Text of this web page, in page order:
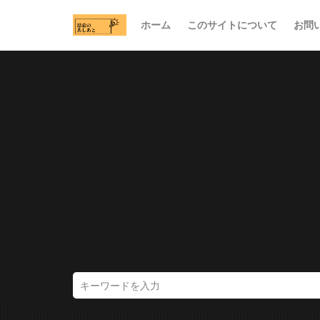
ホーム このサイトについて お問